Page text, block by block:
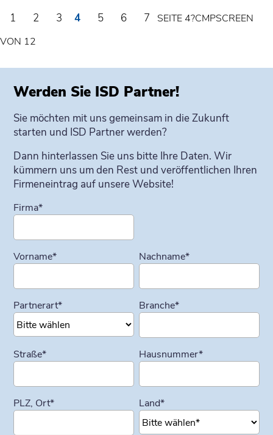
1 2 3 4 5 6 7
SEITE 4?CMPSCREEN
VON 12
Werden Sie ISD Partner!
Sie möchten mit uns gemeinsam in die Zukunft
starten und ISD Partner werden?
Dann hinterlassen Sie uns bitte Ihre Daten. Wir
kümmern uns um den Rest und veröffentlichen Ihren
Firmeneintrag auf unsere Website!
Firma*
Vorname* Nachname*
Partnerart* Branche*
Straße* Hausnummer*
PLZ, Ort* Land*